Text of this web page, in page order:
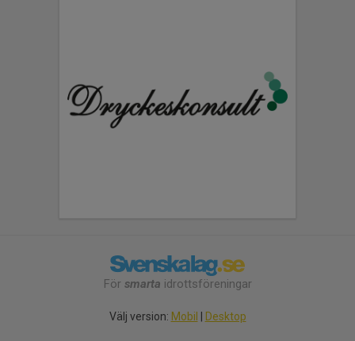
För smarta idrottsföreningar
Välj version: Mobil Desktop